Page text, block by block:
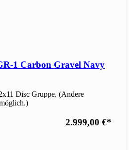
1 Carbon Gravel Navy
Disc Gruppe. (Andere
2.999,00 €*